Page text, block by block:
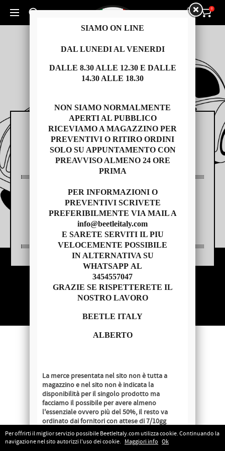
Cerca un prodotto... 0 0
Per offrirti il miglior servizio possibile BeetleItaly.com utilizza cookie. Continuando la
navigazione nel sito autorizzi l'uso dei cookie. Maggiori info Ok
RICAMBI
AUTO USATE
Copyright © 2014 - BEETLE ITALY
P.IVA 04209620279
SIAMO ON LINE
DAL LUNEDI AL VENERDI
DALLE 8.30 ALLE 12.30 E DALLE
14.30 ALLE 18.30
NON SIAMO NORMALMENTE
APERTI AL PUBBLICO
RICEVIAMO A MAGAZZINO PER
PREVENTIVI O RITIRO ORDINI
SOLO SU APPUNTAMENTO CON
PREAVVISO ALMENO 24 ORE
PRIMA
PER INFORMAZIONI O
PREVENTIVI SCRIVETE
PREFERIBILMENTE VIA MAIL A
info@beetleitaly.com
E SARETE SERVITI IL PIU
VELOCEMENTE POSSIBILE
IN ALTERNATIVA SU
WHATSAPP AL
3454557047
GRAZIE SE RISPETTERETE IL
NOSTRO LAVORO
BEETLE ITALY
ALBERTO
La merce presentata nel sito non è tutta a
magazzino e nel sito non è indicata la
disponibilità per il singolo prodotto ma
facciamo il possibile per avere almeno
l'essenziale ovvero più del 50%, il resto va
ordinato dai fornitori con attese di 7/10gg
lavorativi salvo disponibilità al momento
dell'ordine.